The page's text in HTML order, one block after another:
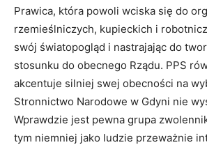
Prawica, która powoli wciska się do
rzemieślniczych, kupieckich i
swój światopogląd i nastrajając do
stosunku do obecnego Rządu. PPS
akcentuje silniej swej obecności na
Stronnictwo Narodowe w Gdyni nie
Wprawdzie jest pewna grupa
tym niemniej jako ludzie przeważnie